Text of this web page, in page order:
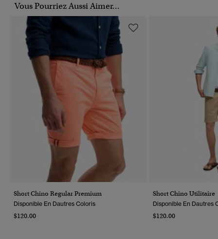
Vous Pourriez Aussi Aimer...
Short Chino Regular Premium
Disponible En Dautres Coloris
$120.00
Short Chino Utilitaire
Disponible En Dautres
$120.00